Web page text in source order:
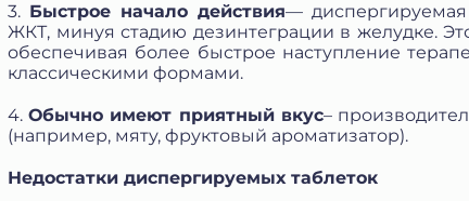
3. Быстрое начало действия—
ЖКТ, минуя стадию дезинтеграции в желудке.
обеспечивая более быстрое наступление
классическими формами.
4.Обычно имеют приятный вкус–
(например, мяту, фруктовый ароматизатор).
Недостатки диспергируемых таблеток